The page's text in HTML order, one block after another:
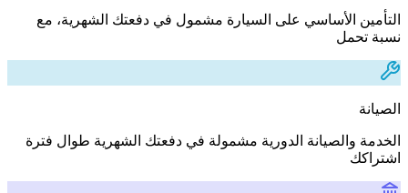
التأمين الأساسي على السيارة مشمول في دفعتك الشهرية، مع
نسبة تحمل
الصيانة
الخدمة والصيانة الدورية مشمولة في دفعتك الشهرية طوال فترة
اشتراكك